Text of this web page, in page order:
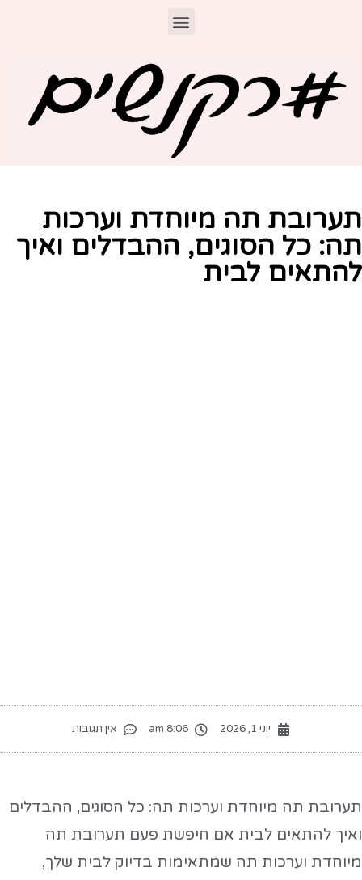
תה מיוחדת וערכות
כל הסוגים, ההבדלים ואיך
לבית
יוני 1, 2026 8:06 am אין תגובות
תה מיוחדת וערכות תה: כל הסוגים, ההבדלים
להתאים לבית אם חיפשת פעם תערובת תה
וערכות תה שמתאימות בדיוק לבית שלך,